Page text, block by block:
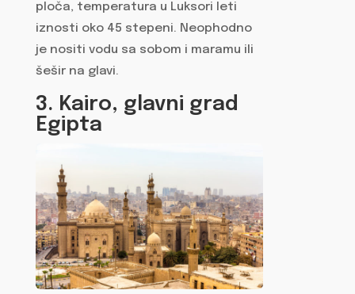
ploča, temperatura u Luksori leti
iznosti oko 45 stepeni. Neophodno
je nositi vodu sa sobom i maramu ili
šešir na glavi.
3. Kairo, glavni grad
Egipta